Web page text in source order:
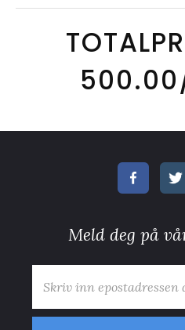
Meld deg på